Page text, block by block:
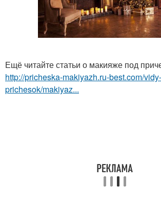
Ещё читайте статьи о макияже под
http://pricheska-makiyazh.ru-best.com/
prichesok/makiyaz...